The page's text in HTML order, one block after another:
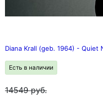
Diana Krall (geb. 1964) - Quiet
Есть в наличии
14549руб.